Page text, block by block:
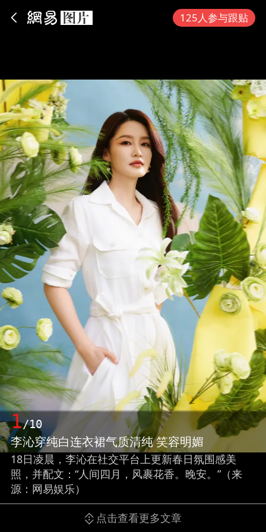
125人参与跟贴
1/10
李沁穿纯白连衣裙气质清纯 笑容明媚
18日凌晨，李沁在社交平台上更新春日氛围感美
照，并配文：“人间四月，风裹花香。晚安。”（来
源：网易娱乐）
点击查看更多文章